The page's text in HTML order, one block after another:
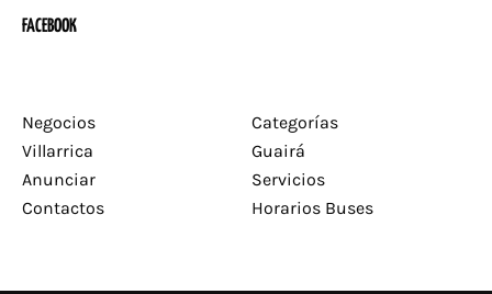
FACEBOOK
Negocios
Categorías
Villarrica
Guairá
Anunciar
Servicios
Contactos
Horarios Buses